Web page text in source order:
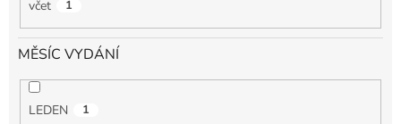
včet 1
MĚSÍC VYDÁNÍ
LEDEN 1